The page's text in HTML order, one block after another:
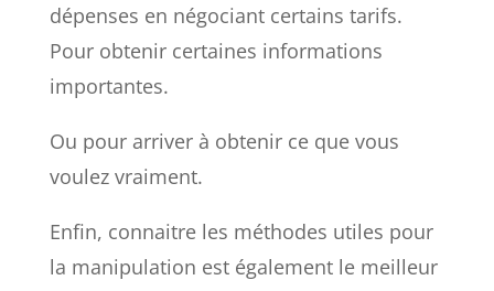
dépenses en négociant certains tarifs.
Pour obtenir certaines informations
importantes.
Ou pour arriver à obtenir ce que vous
voulez vraiment.
Enfin, connaitre les méthodes utiles pour
la manipulation est également le meilleur